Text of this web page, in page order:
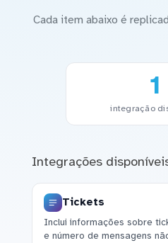
Cada item abaixo é
1
integração
Integrações
Tickets
Inclui informações sobre
e número de mensagens